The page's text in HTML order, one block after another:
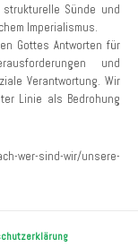
Sünde und
Imperialismus.
Gottes Antworten für
und
Verantwortung. Wir
Linie als Bedrohung
wer-sind-wir/unsere-